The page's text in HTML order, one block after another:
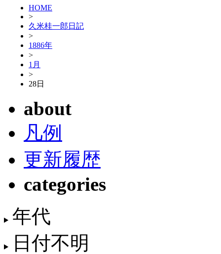
HOME
>
久米桂一郎日記
>
1886年
>
1月
>
28日
about
凡例
更新履歴
categories
年代
日付不明